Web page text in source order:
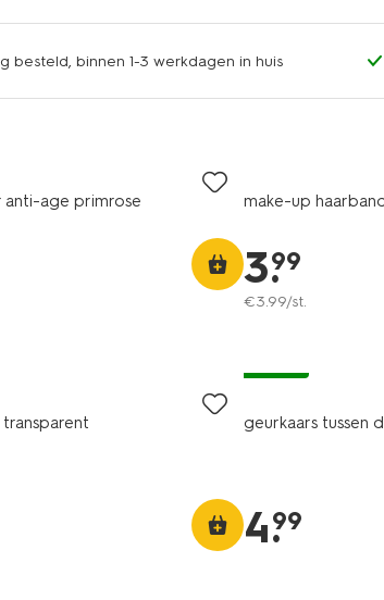
besteld, binnen 1-3 werkdagen in huis
anti-age primrose make-up
3.
99
€3.99/st.
geurkaars tussen
4.
99